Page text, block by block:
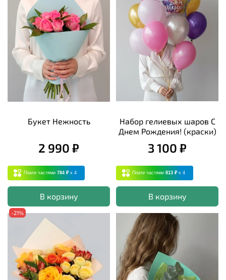
Букет Нежность
2 990 ₽
Плати частями 784 ₽ x 4
В корзину
Набор гелиевых шаров С
Днем Рождения! (краски)
3 100 ₽
Плати частями 813 ₽ x 4
В корзину
-21%